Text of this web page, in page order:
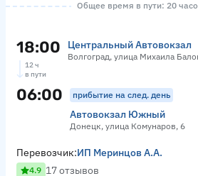
Общее время в пути: 20
18:00 Центральный Автовокзал
Волгоград, улица Михаила
12 ч
в пути
06:00 прибытие на след. день
Автовокзал Южный
Донецк, улица Комунаров, 6
Перевозчик:ИП Меринцов А.А.
4.9 17 отзывов